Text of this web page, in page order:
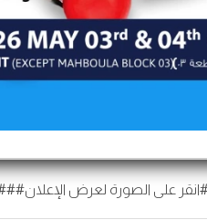
على الصورة لعرض